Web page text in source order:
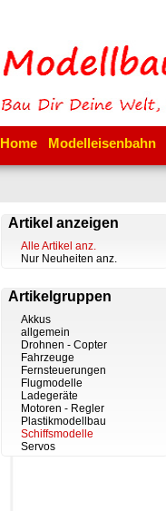
Home Modelleisenbahn
Artikel anzeigen
Alle Artikel anz.
Nur Neuheiten anz.
Artikelgruppen
Akkus
allgemein
Drohnen - Copter
Fahrzeuge
Fernsteuerungen
Flugmodelle
Ladegeräte
Motoren - Regler
Plastikmodellbau
Schiffsmodelle
Servos